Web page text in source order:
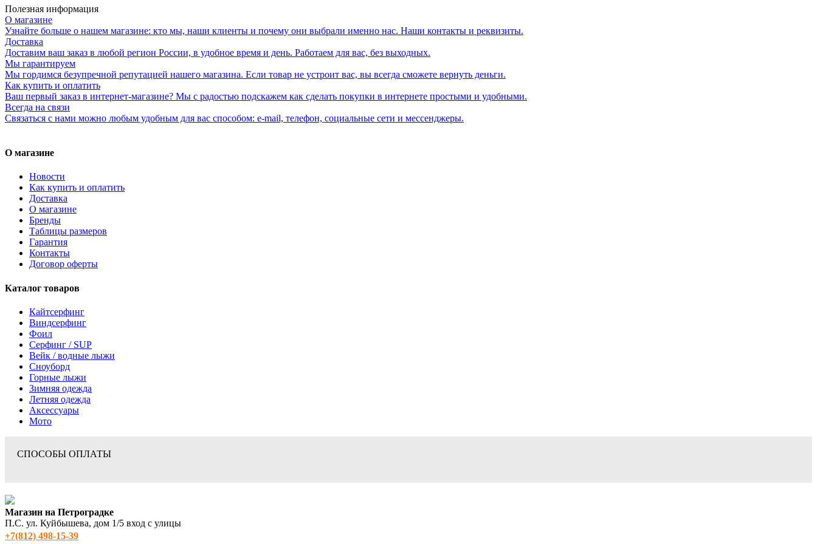
Полезная информация
О магазине
Узнайте больше о нашем магазине: кто мы, наши клиенты и почему они выбрали именно нас. Наши контакты и реквизиты.
Доставка
Доставим ваш заказ в любой регион России, в удобное время и день. Работаем для вас, без выходных.
Мы гарантируем
Мы гордимся безупречной репутацией нашего магазина. Если товар не устроит вас, вы всегда сможете вернуть деньги.
Как купить и оплатить
Ваш первый заказ в интернет-магазине? Мы с радостью подскажем как сделать покупки в интернете простыми и удобными.
Всегда на связи
Связаться с нами можно любым удобным для вас способом: e-mail, телефон, социальные сети и мессенджеры.
О магазине
Новости
Как купить и оплатить
Доставка
О магазине
Бренды
Таблицы размеров
Гарантия
Контакты
Договор оферты
Каталог товаров
Кайтсерфинг
Виндсерфинг
Фоил
Серфинг / SUP
Вейк / водные лыжи
Сноуборд
Горные лыжи
Зимняя одежда
Летняя одежда
Аксессуары
Мото
СПОСОБЫ ОПЛАТЫ
Магазин на Петроградке
П.С. ул. Куйбышева, дом 1/5 вход с улицы
+7(812) 498‑15-39